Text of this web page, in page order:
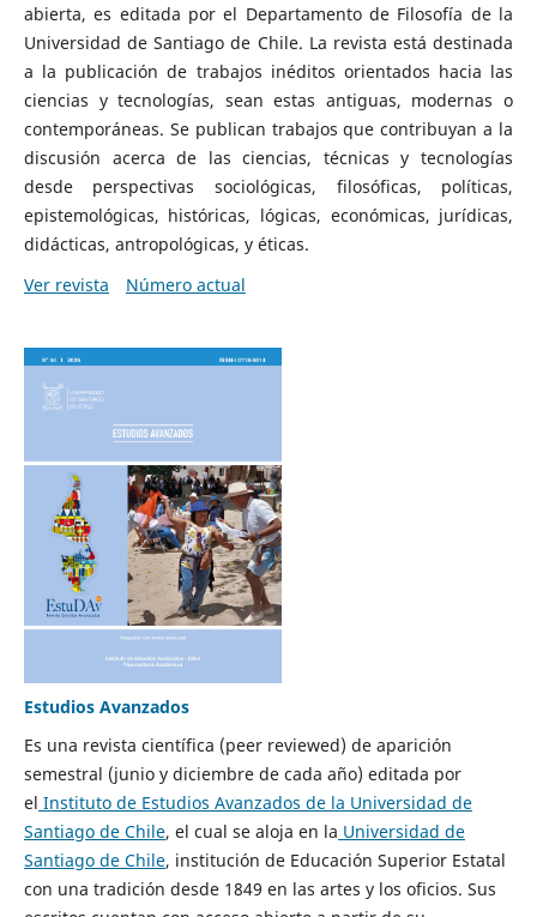
abierta, es editada por el Departamento de Filosofía de la
Universidad de Santiago de Chile. La revista está destinada
a la publicación de trabajos inéditos orientados hacia las
ciencias y tecnologías, sean estas antiguas, modernas o
contemporáneas. Se publican trabajos que contribuyan a la
discusión acerca de las ciencias, técnicas y tecnologías
desde perspectivas sociológicas, filosóficas, políticas,
epistemológicas, históricas, lógicas, económicas, jurídicas,
didácticas, antropológicas, y éticas.
Ver revista
Número actual
Estudios Avanzados
Es una revista científica (peer reviewed) de aparición
semestral (junio y diciembre de cada año) editada por
el Instituto de Estudios Avanzados de la Universidad de
Santiago de Chile, el cual se aloja en la Universidad de
Santiago de Chile, institución de Educación Superior Estatal
con una tradición desde 1849 en las artes y los oficios. Sus